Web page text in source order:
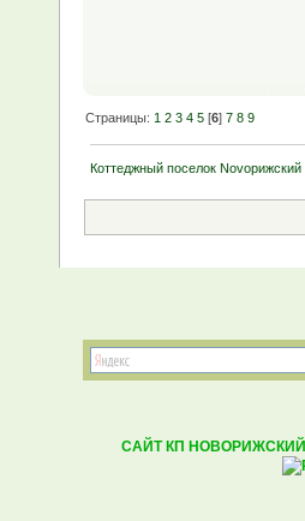
Страницы: 1 2 3 4 5 [6]7 8 9
Коттеджный поселок Novoрижский
САЙТ КП НОВОРИЖСКИЙ